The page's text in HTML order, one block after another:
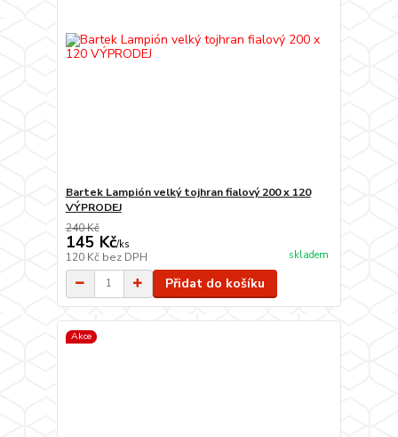
Bartek Lampión velký tojhran fialový 200 x 120
VÝPRODEJ
240 Kč
145 Kč/ks
120 Kč bez DPH skladem
Přidat do košíku
Akce